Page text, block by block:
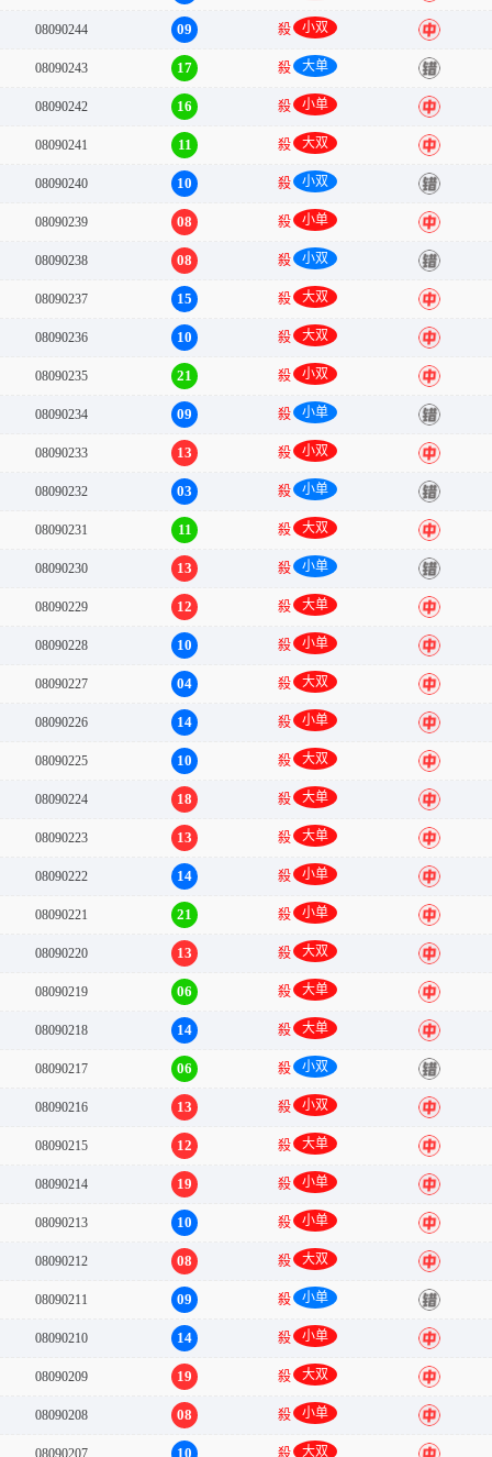
08090244 09 殺 小双 中
08090243 17 殺 大单 错
08090242 16 殺 小单 中
08090241 11 殺 大双 中
08090240 10 殺 小双 错
08090239 08 殺 小单 中
08090238 08 殺 小双 错
08090237 15 殺 大双 中
08090236 10 殺 大双 中
08090235 21 殺 小双 中
08090234 09 殺 小单 错
08090233 13 殺 小双 中
08090232 03 殺 小单 错
08090231 11 殺 大双 中
08090230 13 殺 小单 错
08090229 12 殺 大单 中
08090228 10 殺 小单 中
08090227 04 殺 大双 中
08090226 14 殺 小单 中
08090225 10 殺 大双 中
08090224 18 殺 大单 中
08090223 13 殺 大单 中
08090222 14 殺 小单 中
08090221 21 殺 小单 中
08090220 13 殺 大双 中
08090219 06 殺 大单 中
08090218 14 殺 大单 中
08090217 06 殺 小双 错
08090216 13 殺 小双 中
08090215 12 殺 大单 中
08090214 19 殺 小单 中
08090213 10 殺 小单 中
08090212 08 殺 大双 中
08090211 09 殺 小单 错
08090210 14 殺 小单 中
08090209 19 殺 大双 中
08090208 08 殺 小单 中
08090207 10 殺 大双 中